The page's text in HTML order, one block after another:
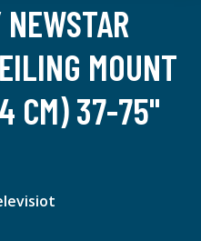
MOUNT
CM) 37-75"